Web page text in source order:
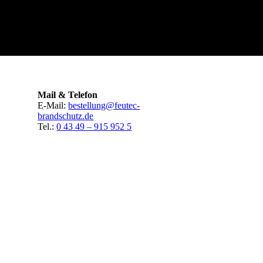
Mail & Telefon
E-Mail:bestellung@feutec-
brandschutz.de
Tel.:0 43 49 – 915 952 5